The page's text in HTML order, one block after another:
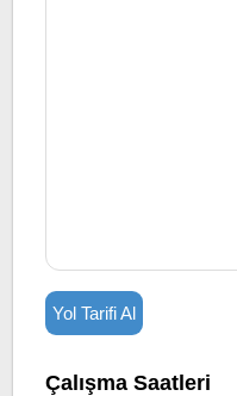
Yol Tarifi Al
Çalışma Saatleri